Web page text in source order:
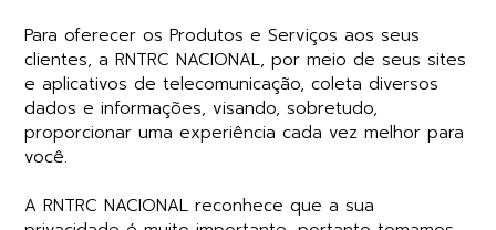
Para oferecer os Produtos e Serviços aos seus
clientes, a RNTRC NACIONAL, por meio de seus sites
e aplicativos de telecomunicação, coleta diversos
dados e informações, visando, sobretudo,
proporcionar uma experiência cada vez melhor para
você.
A RNTRC NACIONAL reconhece que a sua